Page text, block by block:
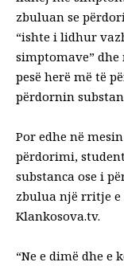
zbuluan se
“ishte i lidhur
simptomave”
pesë herë më të
përdornin
Por edhe në
përdorimi,
substanca ose i
zbulua një rritje
Klankosova.tv.
“Ne e dimë dhe